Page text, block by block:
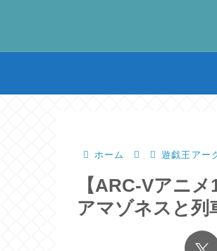
ホーム 遊戯王アー
【ARC-Vアニ
アマゾネスと列